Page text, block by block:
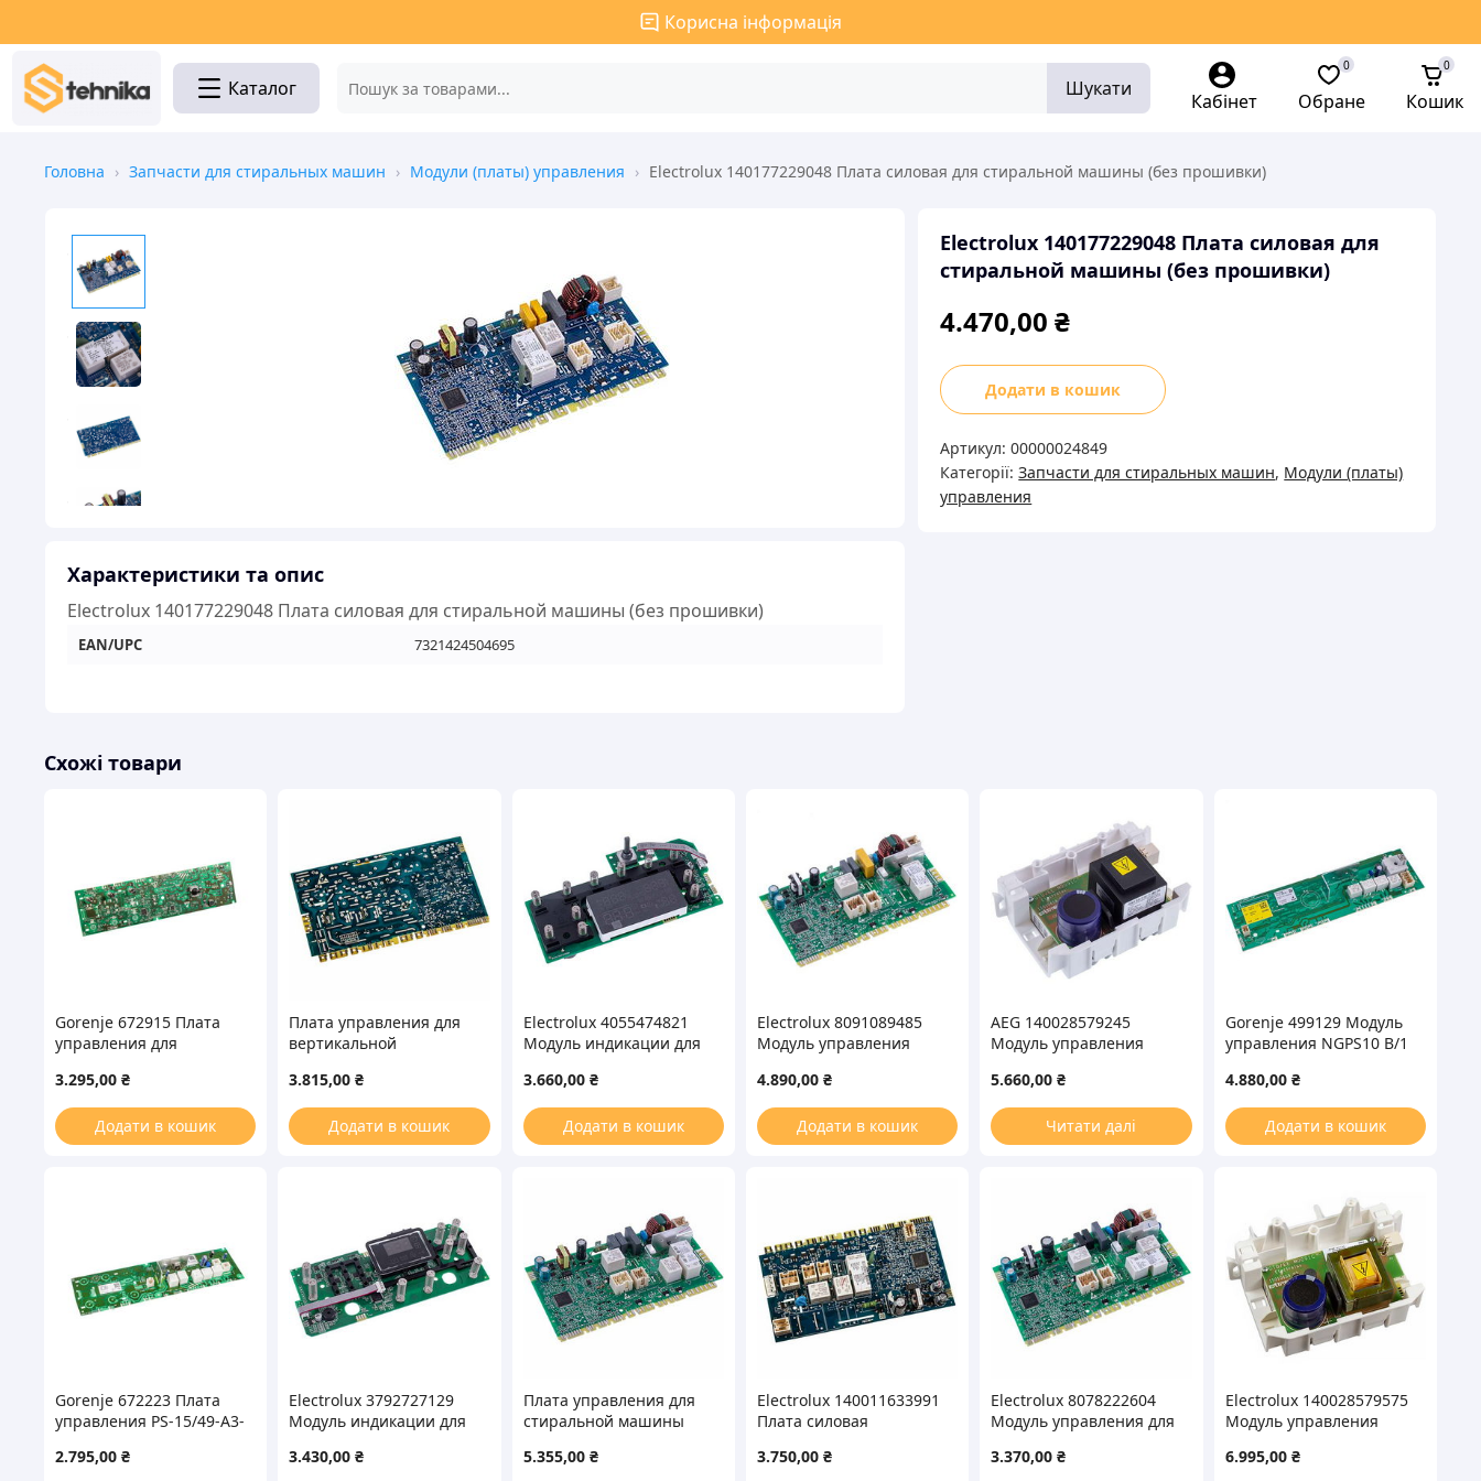
Корисна інформація
Каталог Шукати
Кабінет Обране
0
Кошик
0
Головна › Запчасти для стиральных машин › Модули (платы) управления › Electrolux 140177229048 Плата силовая для стиральной машины (без прошивки)
Характеристики та опис
Electrolux 140177229048 Плата силовая для стиральной машины (без прошивки)
EAN/UPC 7321424504695
Electrolux 140177229048 Плата силовая для
стиральной машины (без прошивки)
4.470,00₴
Electrolux
140177229048
силовая
стиральной
Додати в кошик
Артикул:00000024849
Категорії:Запчасти для стиральных машин, Модули (платы)
управления
Схожі товари
Gorenje 672915 Плата
управления для
LP/1-UM PS-15/54-A2-08-7
3.295,00 ₴
Додати в кошик
Плата управления для
вертикальной
AEG 140177229279
3.815,00₴
Додати в кошик
Electrolux 4055474821
Модуль индикации для
3.660,00 ₴
Додати в кошик
Electrolux 8091089485
Модуль управления
для стиральной машины
(без прошивки)
4.890,00 ₴
Додати в кошик
AEG 140028579245
Модуль управления
для стиральной машины
5.660,00₴
Читати далі
Gorenje 499129 Модуль
управления NGPS10 B/1
4.880,00 ₴
Додати в кошик
Gorenje 672223 Плата
управления PS-15/49-A3-
машины
2.795,00 ₴
Electrolux 3792727129
Модуль индикации для
3.430,00₴
Плата управления для
стиральной машины
(без прошивки)
5.355,00 ₴
Electrolux 140011633991
Плата силовая
стиральной машины
3.750,00 ₴
Electrolux 8078222604
Модуль управления для
(без прошивки)
3.370,00₴
Electrolux 140028579575
Модуль управления
для стиральной машины
6.995,00 ₴